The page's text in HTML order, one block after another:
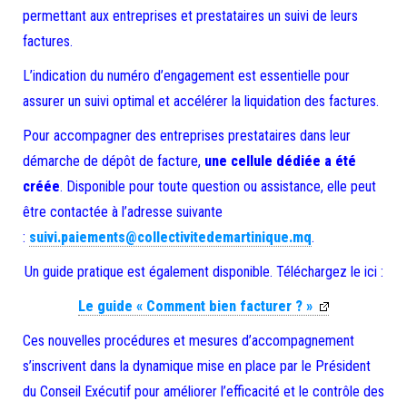
permettant aux entreprises et prestataires un suivi de leurs
factures.
L’indication du numéro d’engagement est essentielle pour
assurer un suivi optimal et accélérer la liquidation des factures.
Pour accompagner des entreprises prestataires dans leur
démarche de dépôt de facture, une cellule dédiée a été
créée. Disponible pour toute question ou assistance, elle peut
être contactée à l’adresse suivante
: suivi.paiements@collectivitedemartinique.mq.
Un guide pratique est également disponible. Téléchargez le ici :
Le guide « Comment bien facturer ? »
Ces nouvelles procédures et mesures d’accompagnement
s’inscrivent dans la dynamique mise en place par le Président
du Conseil Exécutif pour améliorer l’efficacité et le contrôle des